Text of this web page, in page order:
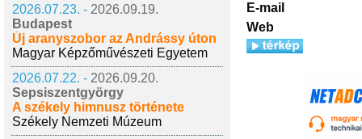
2026.07.23. - 2026.09.19.
Budapest
Új aranyszobor az Andrássy úton
Magyar Képzőművészeti Egyetem
2026.07.22. - 2026.09.20.
Sepsiszentgyörgy
A székely himnusz története
Székely Nemzeti Múzeum
E-mail
Web